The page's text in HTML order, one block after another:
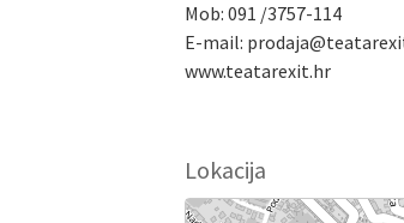
Mob: 091 /3757-114
E-mail:
www.teatarexit.hr
Lokacija